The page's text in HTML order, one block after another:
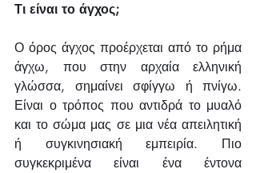
Τι είναι το άγχος;
Ο όρος άγχος προέρχεται από το ρήμα
άγχω, που στην αρχαία ελληνική
γλώσσα, σημαίνει σφίγγω ή πνίγω.
Είναι ο τρόπος που αντιδρά το μυαλό
και το σώμα μας σε μια νέα απειλητική
ή συγκινησιακή εμπειρία. Πιο
συγκεκριμένα είναι ένα έντονα